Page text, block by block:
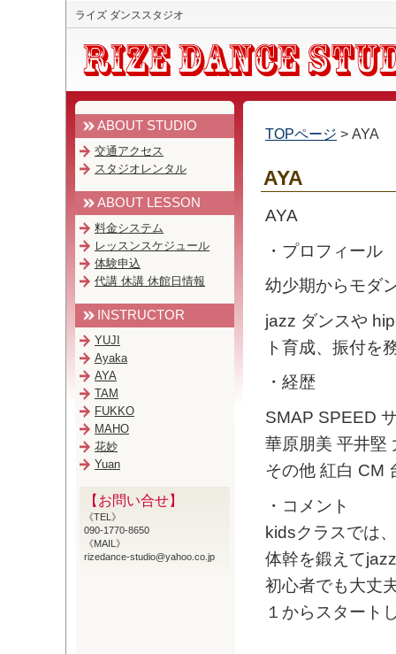
ライズ ダンススタジオ
TOPページ > AYA
AYA
AYA
・プロフィール
幼少期からモダ
jazz ダンスや
ト育成、振付を
・経歴
SMAP SPEED
華原朋美 平井堅
その他 紅白 CM
・コメント
kidsクラスでは
体幹を鍛えて
初心者でも大丈
１からスタート
ABOUT STUDIO
交通アクセス
スタジオレンタル
ABOUT LESSON
料金システム
レッスンスケジュール
体験申込
代講 休講 休館日情報
INSTRUCTOR
YUJI
Ayaka
AYA
TAM
FUKKO
MAHO
花妙
Yuan
【お問い合せ】
《TEL》
090-1770-8650
《MAIL》
rizedance-studio@yahoo.co.jp